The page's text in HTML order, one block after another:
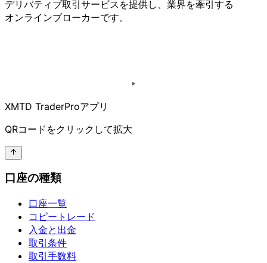
デリバティブ取引サービスを提供し、 業界を牽引する
オンラインブローカーです。
XMTD TraderProアプリ
QRコードをクリックして拡大
口座の種類
口座一覧
コピートレード
入金と出金
取引条件
取引手数料